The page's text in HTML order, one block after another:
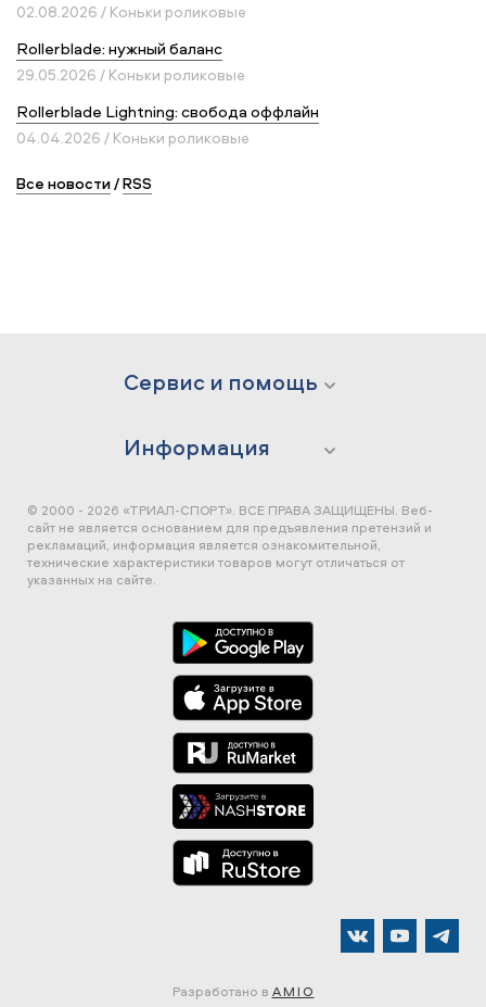
02.08.2026 / Коньки роликовые
Rollerblade: нужный баланс
29.05.2026 / Коньки роликовые
Rollerblade Lightning: свобода оффлайн
04.04.2026 / Коньки роликовые
Все новости/RSS
Сервис и помощь
Информация
© 2000 - 2026 «ТРИАЛ-СПОРТ». ВСЕ ПРАВА ЗАЩИЩЕНЫ. Веб-
сайт не является основанием для предъявления претензий и
рекламаций, информация является ознакомительной,
технические характеристики товаров могут отличаться от
указанных на сайте.
Разработано в AMIO